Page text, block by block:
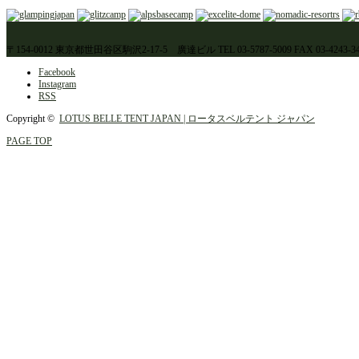
〒154-0012 東京都世田谷区駒沢2-17-5 廣達ビル TEL 03-5787-5009 FAX 03-4243-
Facebook
Instagram
RSS
Copyright © LOTUS BELLE TENT JAPAN | ロータスベルテント ジャパン
PAGE TOP